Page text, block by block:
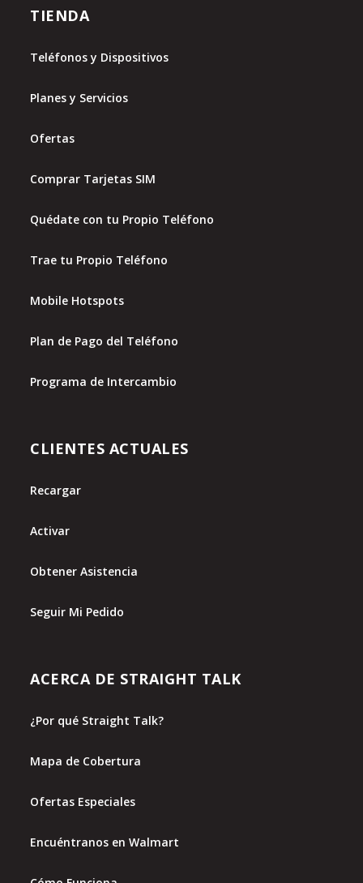
TIENDA
Teléfonos y Dispositivos
Planes y Servicios
Ofertas
Comprar Tarjetas SIM
Quédate con tu Propio Teléfono
Trae tu Propio Teléfono
Mobile Hotspots
Plan de Pago del Teléfono
Programa de Intercambio
CLIENTES ACTUALES
Recargar
Activar
Obtener Asistencia
Seguir Mi Pedido
ACERCA DE STRAIGHT TALK
¿Por qué Straight Talk?
Mapa de Cobertura
Ofertas Especiales
Encuéntranos en Walmart